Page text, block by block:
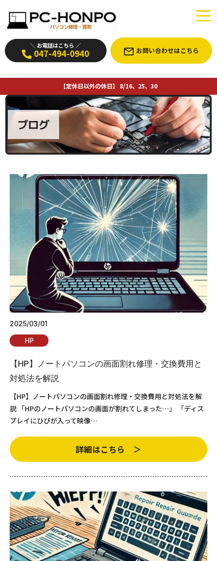
＼ お電話はこちら ／
047-494-0940 お問い合わせはこちら
【定休日以外の休日】 8/16、25、30
ブログ
2025/03/01
HP
【HP】ノートパソコンの画面割れ修理・交換費用と
対処法を解説
【HP】ノートパソコンの画面割れ修理・交換費用と対処法を解
説 「HPのノートパソコンの画面が割れてしまった…」 「ディス
プレイにひびが入って映像…
詳細はこちら ＞